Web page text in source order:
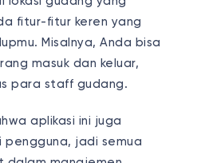
fitur-fitur keren yang
Misalnya, Anda bisa
masuk dan keluar,
para staff gudang.
aplikasi ini juga
pengguna, jadi semua